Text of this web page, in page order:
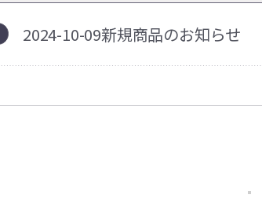
2024-10-09新規商品のお知らせ